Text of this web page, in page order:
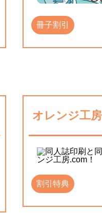
冊子割引
オレンジ工
割引特典